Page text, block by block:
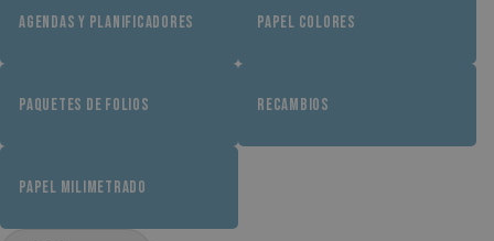
AGENDAS Y PLANIFICADORES PAPEL COLORES
PAQUETES DE FOLIOS RECAMBIOS
PAPEL MILIMETRADO